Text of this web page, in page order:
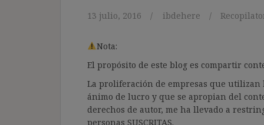
13 julio, 2016 ibdehere
Nota:
El propósito de este blog es compartir
La proliferación de empresas que
ánimo de lucro y que se apropian del
derechos de autor, me ha llevado a
personas SUSCRITAS.